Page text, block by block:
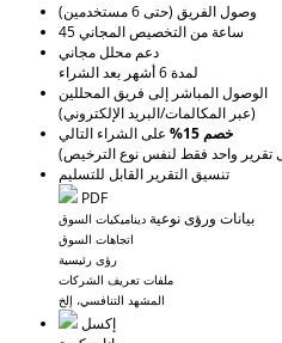
وصول الفريق (حتى 6 مستخدمين)
45 ساعة من التخصيص المجاني
دعم محلل مجاني
لمدة 6 أشهر بعد الشراء
الوصول المباشر إلى فريق المحللين
(عبر المكالمات/البريد الإلكتروني)
خصم 15%
على الشراء التالي
تنسيق التقرير القابل للتسليم
PDF
بيانات ورؤى نوعية ديناميكيات السوق
اتجاهات السوق
رؤى رئيسية
ملفات تعريف الشركات
المشهد التنافسي، إلخ
إكسل